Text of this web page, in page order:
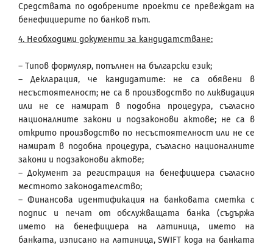
Средствата по одобрените проекти се превеждат на
бенефициерите по банков път.
4. Необходими документи за кандидатстване:
– Типов формуляр, попълнен на български език;
– Декларация, че кандидатите: не са обявени в
несъстоятелност; не са в производство по ликвидация
или не се намират в подобна процедура, съгласно
националните закони и подзаконови актове; не са в
открито производство по несъстоятелност или не се
намират в подобна процедура, съгласно националните
закони и подзаконови актове;
– Документ за регистрация на бенефициера съгласно
местното законодателство;
– Финансова идентификация на банковата сметка с
подпис и печат от обслужващата банка (съдържа
името на бенефициера на латиница, името на
банката, изписано на латиница, SWIFT кода на банката